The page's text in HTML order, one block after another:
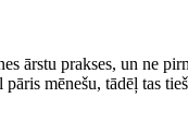
prakses, un ne
mēnešu, tādēļ tas